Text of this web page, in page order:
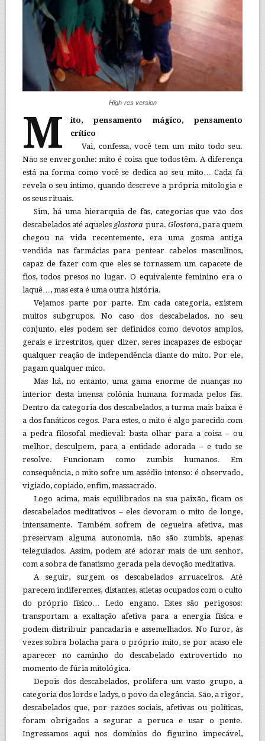
High-res version
M
ito, pensamento mágico, pensamento
crítico
Vai, confessa, você tem um mito todo seu.
Não se envergonhe: mito é coisa que todos têm. A diferença
está na forma como você se dedica ao seu mito… Cada fã
revela o seu íntimo, quando descreve a própria mitologia e
os seus rituais.
Sim, há uma hierarquia de fãs, categorias que vão dos
descabelados até aqueles glostora pura. Glostora, para quem
chegou na vida recentemente, era uma gosma antiga
vendida nas farmácias para pentear cabelos masculinos,
capaz de fazer com que eles se tornassem um capacete de
fios, todos presos no lugar. O equivalente feminino era o
laquê…, mas esta é uma outra história.
Vejamos parte por parte. Em cada categoria, existem
muitos subgrupos. No caso dos descabelados, no seu
conjunto, eles podem ser definidos como devotos amplos,
gerais e irrestritos, quer dizer, seres incapazes de esboçar
qualquer reação de independência diante do mito. Por ele,
pagam qualquer mico.
Mas há, no entanto, uma gama enorme de nuanças no
interior desta imensa colônia humana formada pelos fãs.
Dentro da categoria dos descabelados, a turma mais baixa é
a dos fanáticos cegos. Para estes, o mito é algo parecido com
a pedra filosofal medieval: basta olhar para a coisa – ou
melhor, desculpem, para a entidade adorada – e tudo se
resolve. Funcionam como zumbis humanos. Em
consequência, o mito sofre um assédio intenso: é observado,
vigiado, copiado, enfim, massacrado.
Logo acima, mais equilibrados na sua paixão, ficam os
descabelados meditativos – eles devoram o mito de longe,
intensamente. Também sofrem de cegueira afetiva, mas
preservam alguma autonomia, não são zumbis, apenas
teleguiados. Assim, podem até adorar mais de um senhor,
com a sobra de fanatismo gerada pela devoção meditativa.
A seguir, surgem os descabelados arruaceiros. Até
parecem indiferentes, distantes, atletas ocupados com o culto
do próprio físico… Ledo engano. Estes são perigosos:
transportam a exaltação afetiva para a energia física e
podem distribuir pancadaria e assemelhados. No furor, às
vezes sobra bolacha para o próprio mito, se por acaso ele
aparecer no caminho do descabelado extrovertido no
momento de fúria mitológica.
Depois dos descabelados, prolifera um vasto grupo, a
categoria dos lords e ladys, o povo da elegância. São, a rigor,
descabelados que, por razões sociais, afetivas ou políticas,
foram obrigados a segurar a peruca e usar o pente.
Ingressamos aqui nos domínios do figurino impecável,